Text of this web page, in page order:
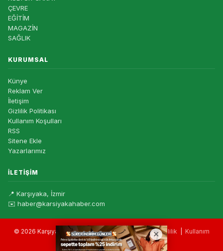
ÇEVRE
EĞİTİM
MAGAZİN
SAĞLIK
KURUMSAL
Künye
Reklam Ver
İletişim
Gizlilik Politikası
Kullanım Koşulları
RSS
Sitene Ekle
Yazarlarımız
İLETIŞIM
📍 Karşıyaka, İzmir
✉️ haber@karsiyakahaber.com
© 2026 Karşıyaka Haber — Tüm hakları saklıdır. |Gizlilik
Kullanım
Koşulları